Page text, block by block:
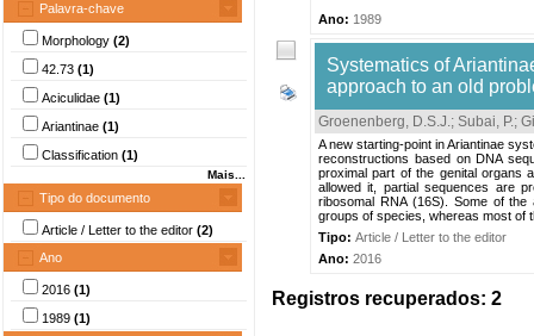
Palavra-chave
Morphology (2)
42.73 (1)
Aciculidae (1)
Ariantinae (1)
Classification (1)
Mais...
Tipo do documento
Article / Letter to the editor (2)
Ano
2016 (1)
1989 (1)
Ano: 1989
Systematics of
approach to an old
Groenenberg, D.S.J.; Subai, P.;
A new starting-point in Ariantinae
reconstructions based on DNA
proximal part of the genital organs
allowed it, partial sequences are
ribosomal RNA (16S). Some of
groups of species, whereas most of
Tipo: Article / Letter to the editor
Ano: 2016
Registros recuperados: 2